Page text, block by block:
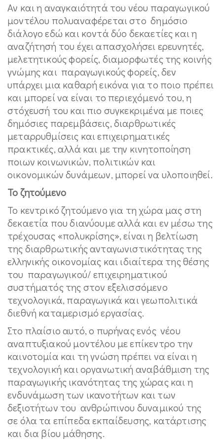
Αν και η αναγκαιότητά του νέου παραγωγικού
μοντέλου πολυαναφέρεται στο δημόσιο
διάλογο εδώ και κοντά δύο δεκαετίες και η
αναζήτησή του έχει απασχολήσει ερευνητές,
μελετητικούς φορείς, διαμορφωτές της κοινής
γνώμης και παραγωγικούς φορείς, δεν
υπάρχει μια καθαρή εικόνα για το ποιο πρέπει
και μπορεί να είναι το περιεχόμενό του, η
στόχευσή του και πιο συγκεκριμένα με ποιες
δημόσιες παρεμβάσεις, διαρθρωτικές
μεταρρυθμίσεις και επιχειρηματικές
πρακτικές, αλλά και με την κινητοποίηση
ποιων κοινωνικών, πολιτικών και
οικονομικών δυνάμεων, μπορεί να υλοποιηθεί.
Το ζητούμενο
Το κεντρικό ζητούμενο για τη χώρα μας στη
δεκαετία που διανύουμε αλλά και εν μέσω της
τρέχουσας «πολυκρίσης», είναι η βελτίωση
της διαρθρωτικής ανταγωνιστικότητας της
ελληνικής οικονομίας και ιδιαίτερα της θέσης
του παραγωγικού/ επιχειρηματικού
συστήματός της στον εξελισσόμενο
τεχνολογικά, παραγωγικά και γεωπολιτικά
διεθνή καταμερισμό εργασίας.
Στο πλαίσιο αυτό, ο πυρήνας ενός νέου
αναπτυξιακού μοντέλου με επίκεντρο την
καινοτομία και τη γνώση πρέπει να είναι η
τεχνολογική και οργανωτική αναβάθμιση της
παραγωγικής ικανότητας της χώρας και η
ενδυνάμωση των ικανοτήτων και των
δεξιοτήτων του ανθρώπινου δυναμικού της
σε όλα τα επίπεδα εκπαίδευσης, κατάρτισης
και δια βίου μάθησης.